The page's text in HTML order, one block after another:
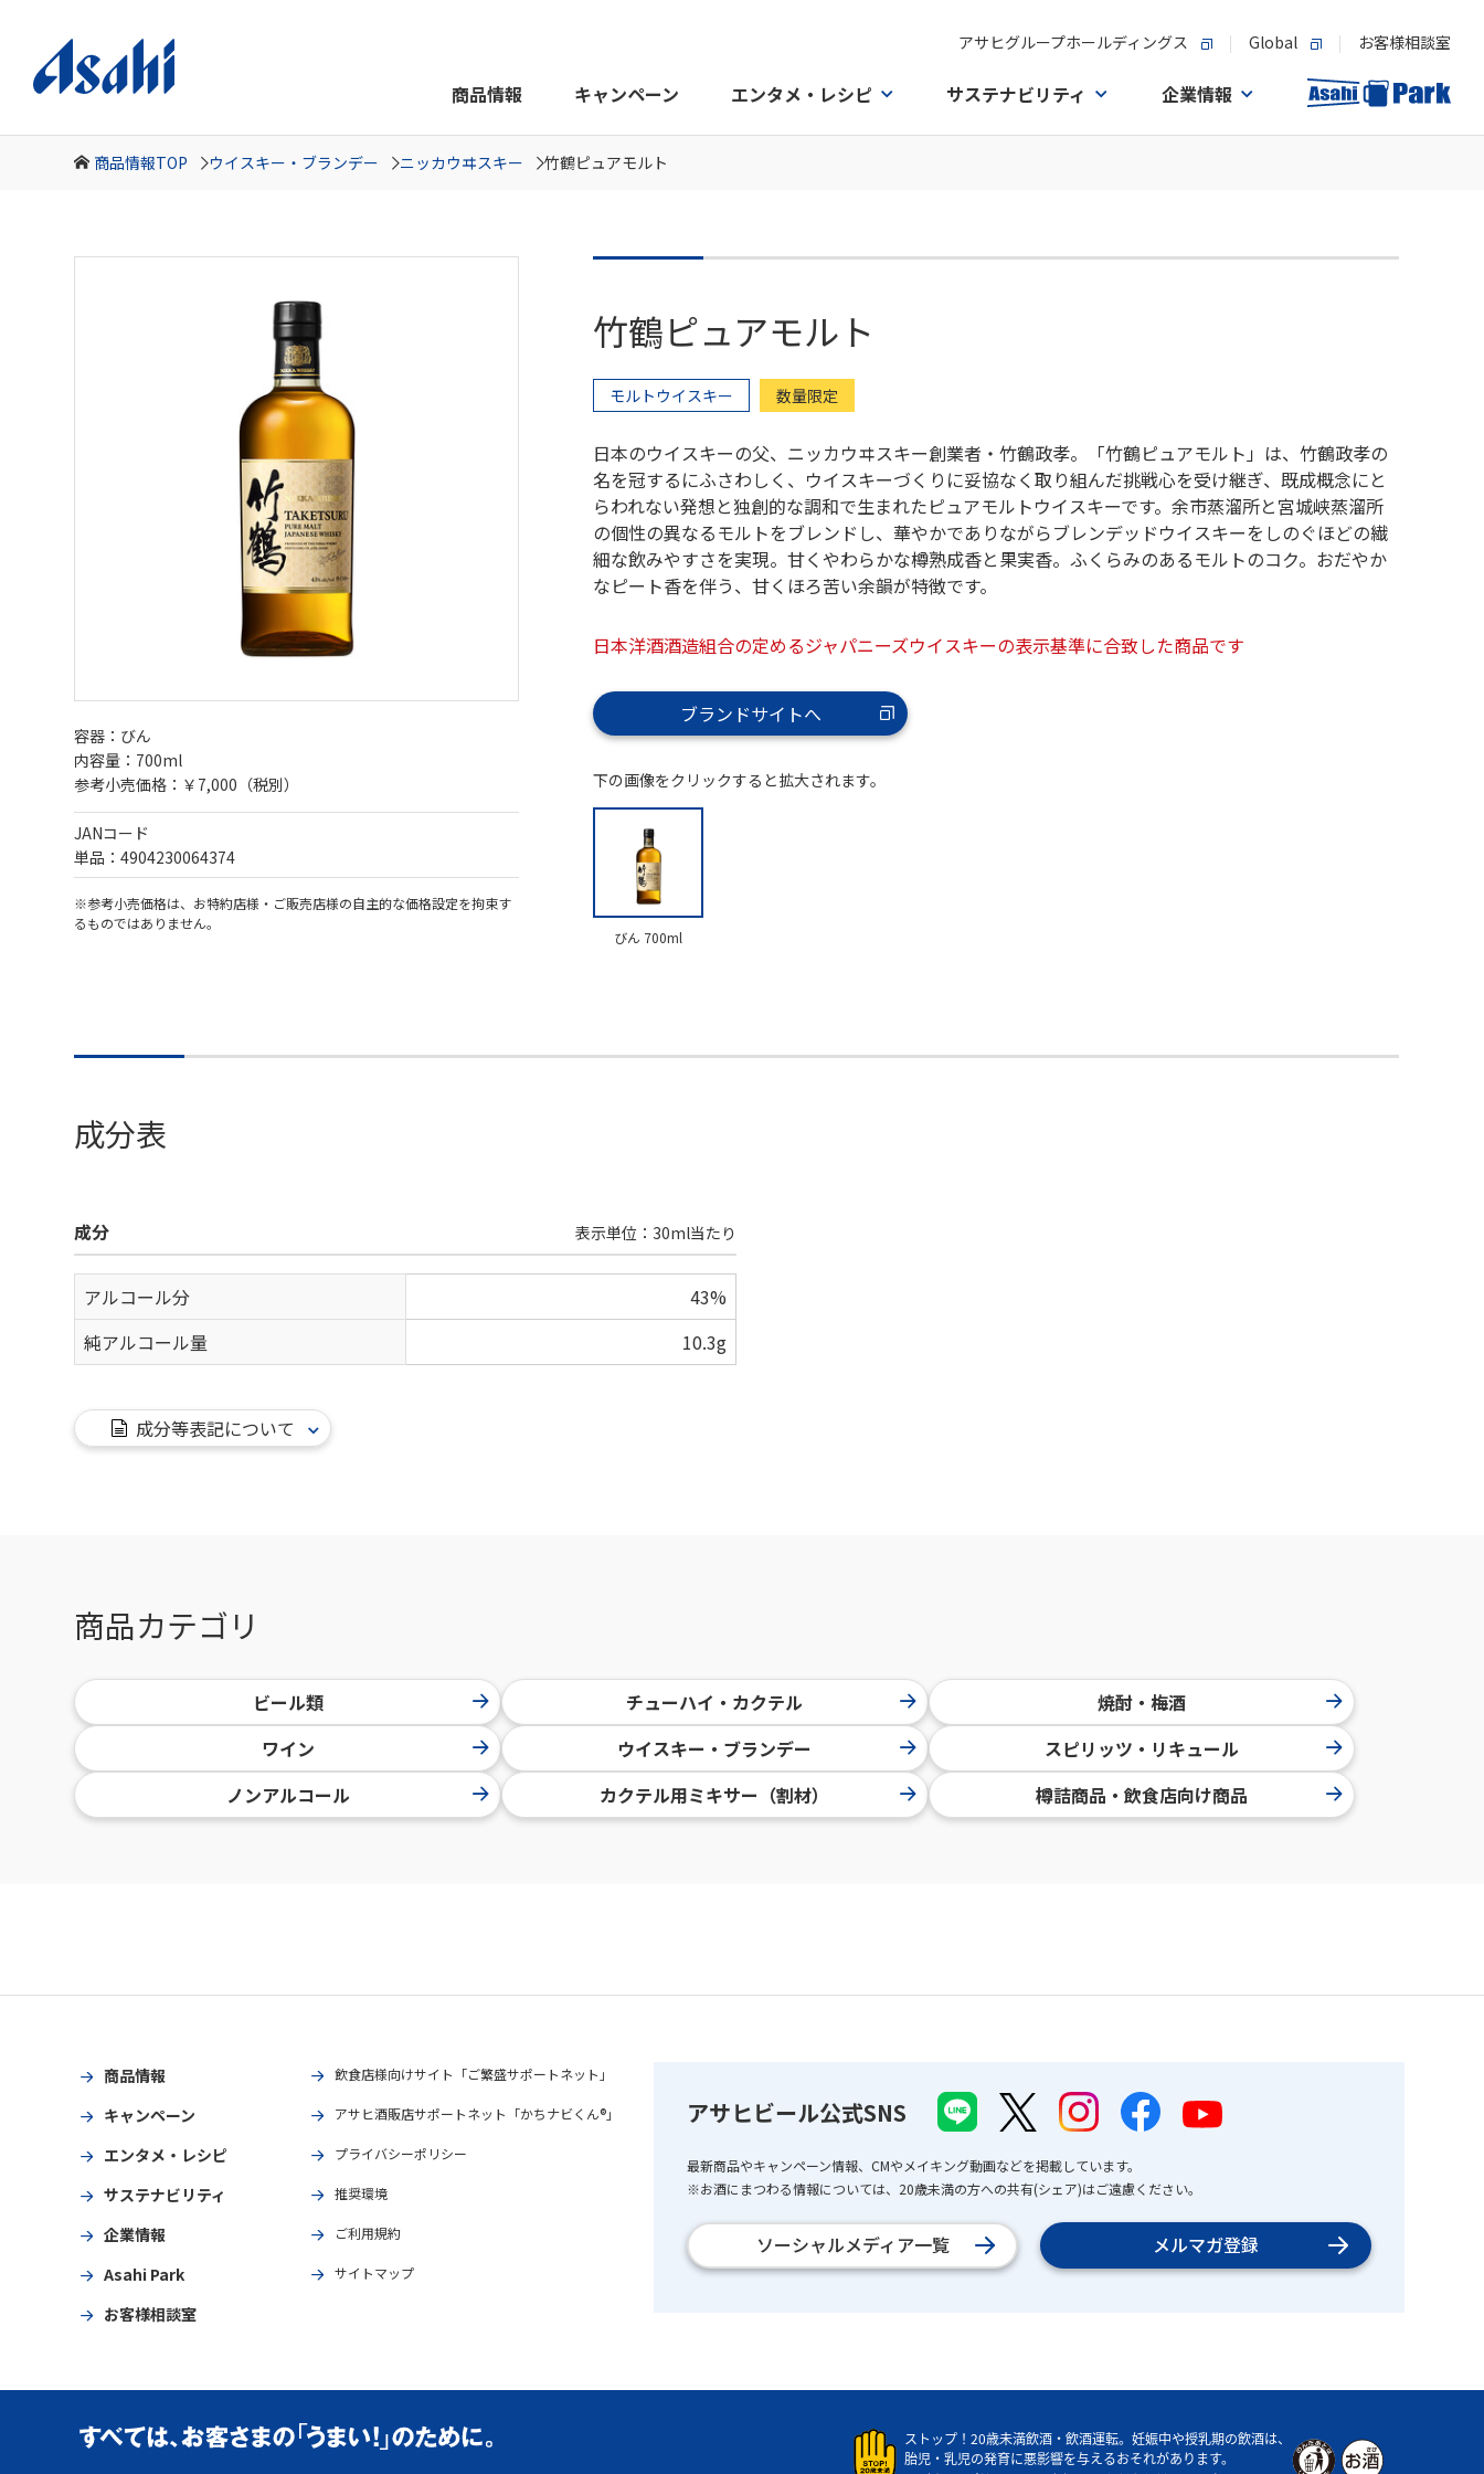
アサヒグループホールディングス Global お客様相談室
商品情報 キャンペーン エンタメ・レシピ サステナビリティ 企業情報
商品情報TOP ウイスキー・ブランデー ニッカウヰスキー 竹鶴ピュアモルト
竹鶴ピュアモルト
モルトウイスキー 数量限定
容器：びん
内容量：700ml
参考小売価格：￥7,000（税別）
JANコード
単品：4904230064374
※参考小売価格は、お特約店様・ご販売店様の自主的な価格設定を拘束す
るものではありません。
日本のウイスキーの父、ニッカウヰスキー創業者・竹鶴政孝。「竹鶴ピュアモルト」は、竹鶴政孝の
名を冠するにふさわしく、ウイスキーづくりに妥協なく取り組んだ挑戦心を受け継ぎ、既成概念にと
らわれない発想と独創的な調和で生まれたピュアモルトウイスキーです。余市蒸溜所と宮城峡蒸溜所
の個性の異なるモルトをブレンドし、華やかでありながらブレンデッドウイスキーをしのぐほどの繊
細な飲みやすさを実現。甘くやわらかな樽熟成香と果実香。ふくらみのあるモルトのコク。おだやか
なピート香を伴う、甘くほろ苦い余韻が特徴です。
日本洋酒酒造組合の定めるジャパニーズウイスキーの表示基準に合致した商品です
ブランドサイトへ
下の画像をクリックすると拡大されます。
びん 700ml
成分表
成分 表示単位：30ml当たり
アルコール分
43%
純アルコール量
10.3g
成分等表記について
商品カテゴリ
ビール類 チューハイ・カクテル
焼酎・梅酒
ワイン
ウイスキー・ブランデー
スピリッツ・リキュール
ノンアルコール
カクテル用ミキサー（割材） 樽詰商品・飲食店向け商品
商品情報
キャンペーン
エンタメ・レシピ
サステナビリティ
企業情報
Asahi Park
お客様相談室
飲食店様向けサイト「ご繁盛サポートネット」
アサヒ酒販店サポートネット「かちナビくん®」
プライバシーポリシー
推奨環境
ご利用規約
サイトマップ
アサヒビール公式SNS
最新商品やキャンペーン情報、CMやメイキング動画などを掲載しています。
※お酒にまつわる情報については、20歳未満の方への共有(シェア)はご遠慮ください。
ソーシャルメディア一覧 メルマガ登録